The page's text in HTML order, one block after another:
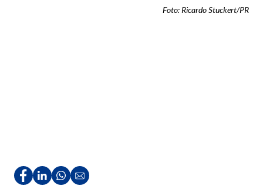
Foto: Ricardo Stuckert/PR